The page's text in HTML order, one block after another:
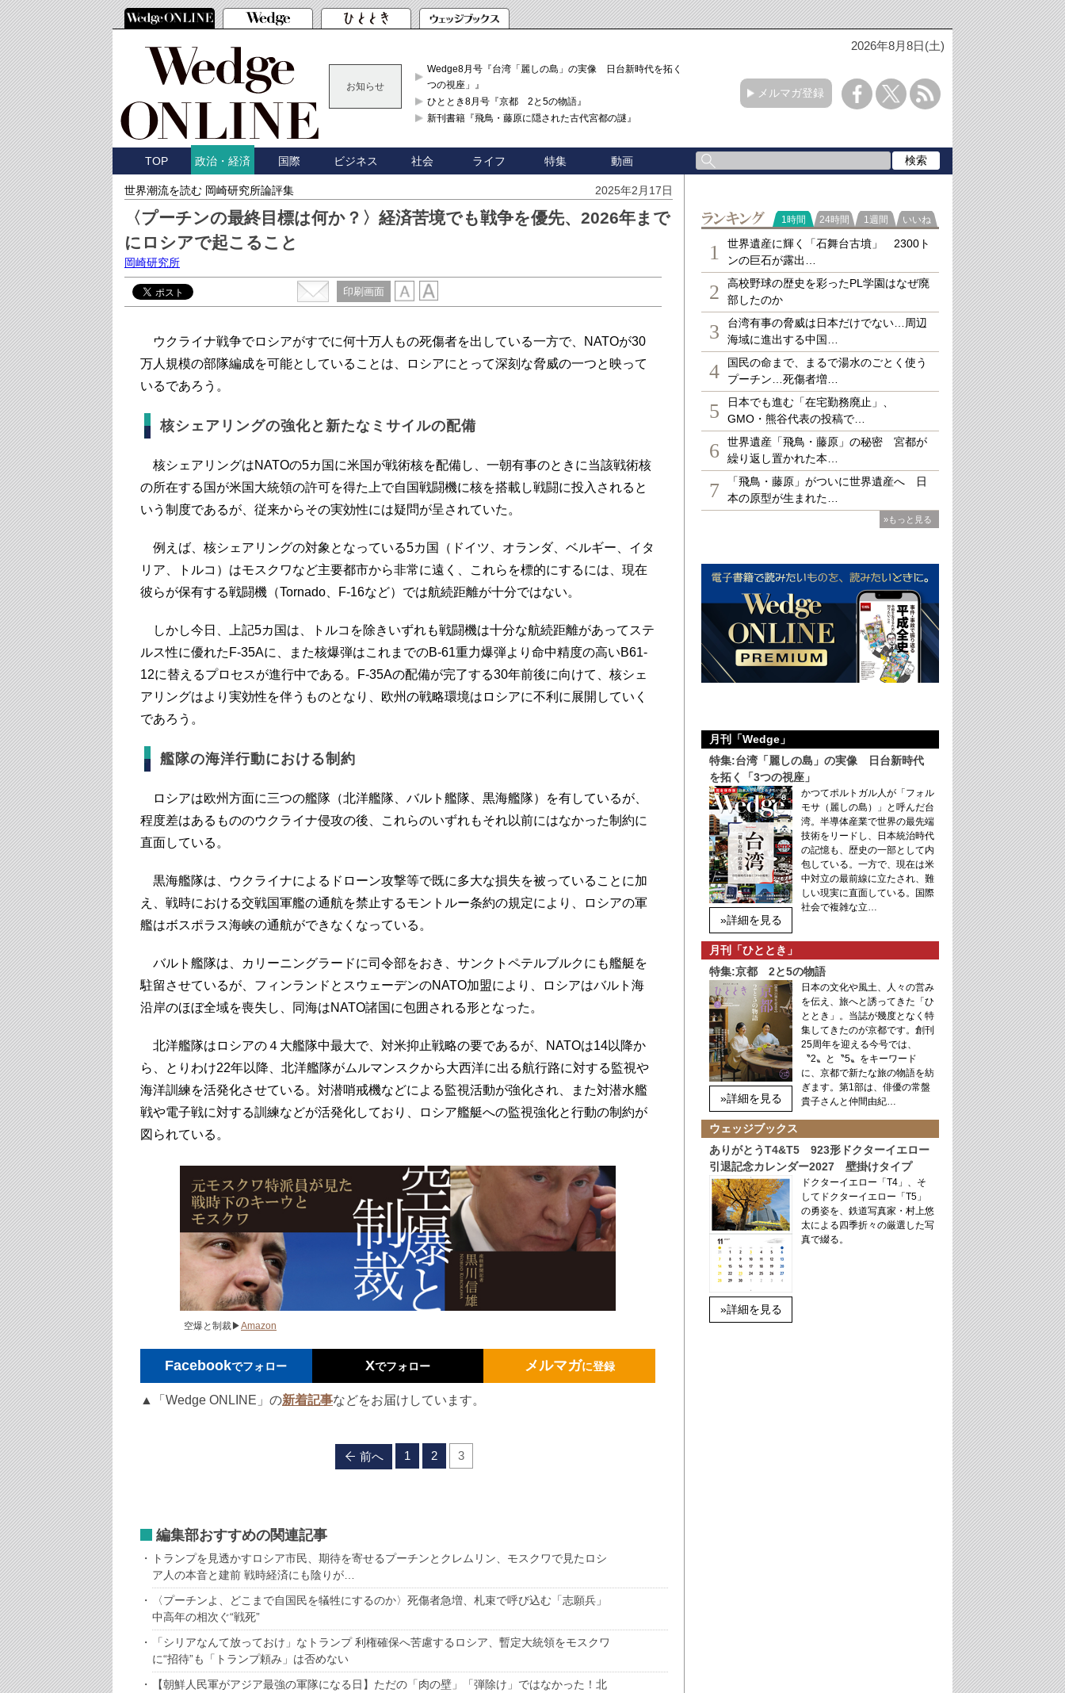
2026年8月8日(土)
お知らせ
Wedge8月号『台湾「麗しの島」の実像 日台新時代を拓く「3
つの視座」』
ひととき8月号『京都 2と5の物語』
新刊書籍『飛鳥・藤原に隠された古代宮都の謎』
メルマガ登録
TOP 政治・経済 国際 ビジネス 社会 ライフ 特集 動画
世界潮流を読む 岡崎研究所論評集 2025年2月17日
〈プーチンの最終目標は何か？〉経済苦境でも戦争を優先、2026年まで
にロシアで起こること
岡崎研究所
印刷画面
ウクライナ戦争でロシアがすでに何十万人もの死傷者を出している一方で、NATOが30
万人規模の部隊編成を可能としていることは、ロシアにとって深刻な脅威の一つと映って
いるであろう。
核シェアリングの強化と新たなミサイルの配備
核シェアリングはNATOの5カ国に米国が戦術核を配備し、一朝有事のときに当該戦術核
の所在する国が米国大統領の許可を得た上で自国戦闘機に核を搭載し戦闘に投入されると
いう制度であるが、従来からその実効性には疑問が呈されていた。
例えば、核シェアリングの対象となっている5カ国（ドイツ、オランダ、ベルギー、イタ
リア、トルコ）はモスクワなど主要都市から非常に遠く、これらを標的にするには、現在
彼らが保有する戦闘機（Tornado、F-16など）では航続距離が十分ではない。
しかし今日、上記5カ国は、トルコを除きいずれも戦闘機は十分な航続距離があってステ
ルス性に優れたF-35Aに、また核爆弾はこれまでのB-61重力爆弾より命中精度の高いB61-
12に替えるプロセスが進行中である。F-35Aの配備が完了する30年前後に向けて、核シェ
アリングはより実効性を伴うものとなり、欧州の戦略環境はロシアに不利に展開していく
であろう。
艦隊の海洋行動における制約
ロシアは欧州方面に三つの艦隊（北洋艦隊、バルト艦隊、黒海艦隊）を有しているが、
程度差はあるもののウクライナ侵攻の後、これらのいずれもそれ以前にはなかった制約に
直面している。
黒海艦隊は、ウクライナによるドローン攻撃等で既に多大な損失を被っていることに加
え、戦時における交戦国軍艦の通航を禁止するモントルー条約の規定により、ロシアの軍
艦はボスポラス海峡の通航ができなくなっている。
バルト艦隊は、カリーニングラードに司令部をおき、サンクトペテルブルクにも艦艇を
駐留させているが、フィンランドとスウェーデンのNATO加盟により、ロシアはバルト海
沿岸のほぼ全域を喪失し、同海はNATO諸国に包囲される形となった。
北洋艦隊はロシアの４大艦隊中最大で、対米抑止戦略の要であるが、NATOは14以降か
ら、とりわけ22年以降、北洋艦隊がムルマンスクから大西洋に出る航行路に対する監視や
海洋訓練を活発化させている。対潜哨戒機などによる監視活動が強化され、また対潜水艦
戦や電子戦に対する訓練などが活発化しており、ロシア艦艇への監視強化と行動の制約が
図られている。
空爆と制裁▶Amazon
Facebookでフォロー Xでフォロー メルマガに登録
▲「Wedge ONLINE」の新着記事などをお届けしています。
前へ 1 2 3
編集部おすすめの関連記事
トランプを見透かすロシア市民、期待を寄せるプーチンとクレムリン、モスクワで見たロシ
ア人の本音と建前 戦時経済にも陰りが…
〈プーチンよ、どこまで自国民を犠牲にするのか〉死傷者急増、札束で呼び込む「志願兵」
中高年の相次ぐ“戦死”
「シリアなんて放っておけ」なトランプ 利権確保へ苦慮するロシア、暫定大統領をモスクワ
に“招待”も「トランプ頼み」は否めない
【朝鮮人民軍がアジア最強の軍隊になる日】ただの「肉の壁」「弾除け」ではなかった！北
ランキング
1時間 24時間 1週間 いいね
1
世界遺産に輝く「石舞台古墳」 2300ト
ンの巨石が露出…
2
高校野球の歴史を彩ったPL学園はなぜ廃
部したのか
3
台湾有事の脅威は日本だけでない…周辺
海域に進出する中国…
4
国民の命まで、まるで湯水のごとく使う
プーチン…死傷者増…
5
日本でも進む「在宅勤務廃止」、
GMO・熊谷代表の投稿で…
6
世界遺産「飛鳥・藤原」の秘密 宮都が
繰り返し置かれた本…
7
「飛鳥・藤原」がついに世界遺産へ 日
本の原型が生まれた…
»もっと見る
月刊「Wedge」
特集:台湾「麗しの島」の実像 日台新時代
を拓く「3つの視座」
»詳細を見る
かつてポルトガル人が「フォル
モサ（麗しの島）」と呼んだ台
湾。半導体産業で世界の最先端
技術をリードし、日本統治時代
の記憶も、歴史の一部として内
包している。一方で、現在は米
中対立の最前線に立たされ、難
しい現実に直面している。国際
社会で複雑な立…
月刊「ひととき」
特集:京都 2と5の物語
»詳細を見る
日本の文化や風土、人々の営み
を伝え、旅へと誘ってきた「ひ
ととき」。当誌が幾度となく特
集してきたのが京都です。創刊
25周年を迎える今号では、
〝2〟と〝5〟をキーワード
に、京都で新たな旅の物語を紡
ぎます。第1部は、俳優の常盤
貴子さんと仲間由紀…
ウェッジブックス
ありがとうT4&T5 923形ドクターイエロー
引退記念カレンダー2027 壁掛けタイプ
»詳細を見る
ドクターイエロー「T4」、そ
してドクターイエロー「T5」
の勇姿を、鉄道写真家・村上悠
太による四季折々の厳選した写
真で綴る。